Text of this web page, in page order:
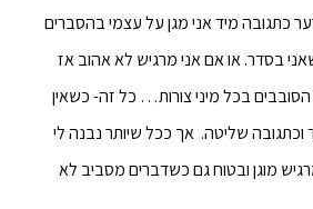
כתגובה מיד אני מגן על עצמי בהסברים
בסדר. או אם אני מרגיש לא אהוב אז
הסובבים בכל מיני צורות… כל זה- כשאין
וכתגובה שליטה. אך ככל שיותר נבנה לי
מוגן ובטוח גם כשדברים מסביב לא